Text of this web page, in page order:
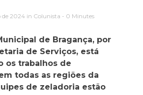
de 2024 in Colunista - 0 Minutes
de Bragança, por
de Serviços, está
os trabalhos de
todas as regiões da
de zeladoria estão